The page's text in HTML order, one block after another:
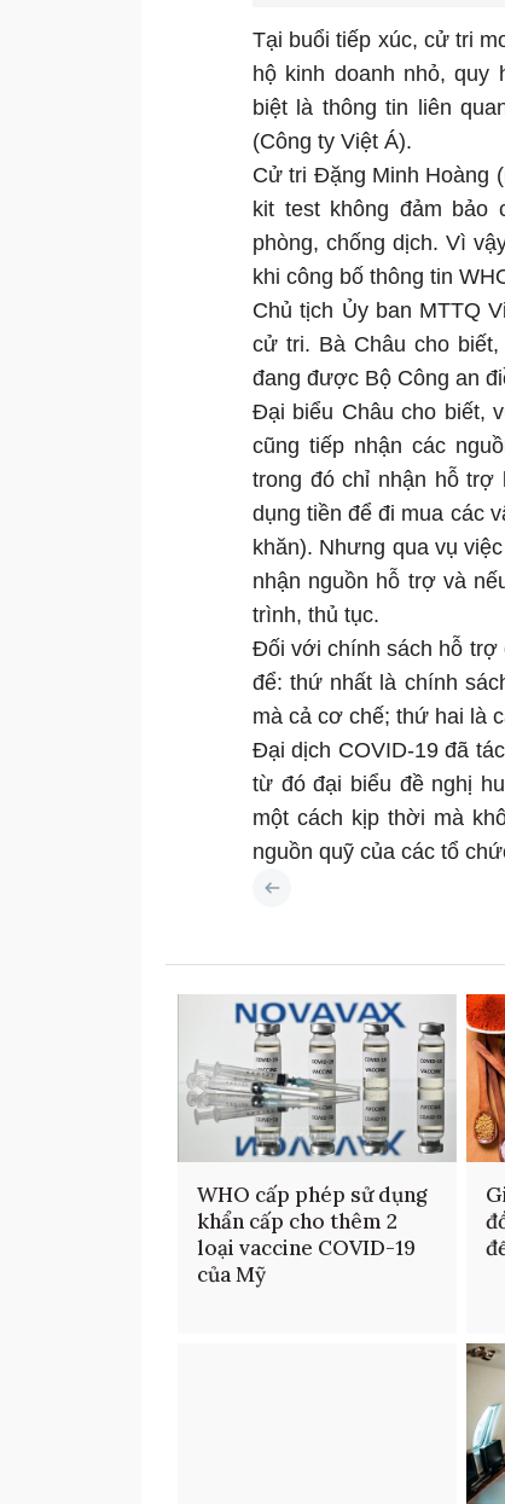
Tại buổi tiếp xúc, cử tri
hộ kinh doanh nhỏ, quy
biệt là thông tin liên
(Công ty Việt Á).
Cử tri Đặng Minh Hoàng
kit test không đảm bảo
phòng, chống dịch. Vì
khi công bố thông tin
Chủ tịch Ủy ban MTTQ
cử tri. Bà Châu cho biết,
đang được Bộ Công an
Đại biểu Châu cho biết,
cũng tiếp nhận các
trong đó chỉ nhận hỗ
dụng tiền để đi mua các
khăn). Nhưng qua vụ
nhận nguồn hỗ trợ và
trình, thủ tục.
Đối với chính sách hỗ trợ
để: thứ nhất là chính
mà cả cơ chế; thứ hai là
Đại dịch COVID-19 đã
từ đó đại biểu đề nghị
một cách kịp thời mà
nguồn quỹ của các tổ
WHO cấp phép sử dụng
khẩn cấp cho thêm 2
loại vaccine COVID-19
của Mỹ